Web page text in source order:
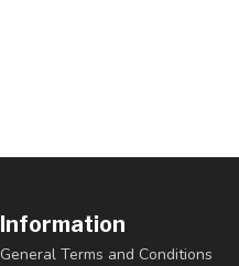
Information
General Terms and Conditions